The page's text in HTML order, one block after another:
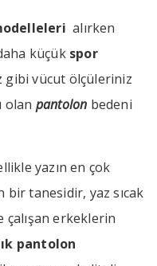
alırken
küçük spor
gibi vücut ölçüleriniz
olan pantolon bedeni
yazın en çok
tanesidir, yaz sıcak
çalışan erkeklerin
pantolon